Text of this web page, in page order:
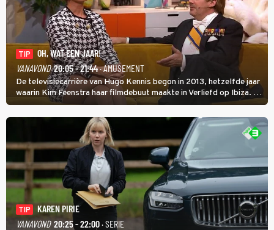
TIP
OH, WAT EEN JAAR!
VANAVOND 20:05 - 21:44· AMUSEMENT
De televisiecarrière van Hugo Kennis begon in 2013, hetzelfde jaar
waarin Kim Feenstra haar filmdebuut maakte in Verliefd op Ibiza. In
Oh, Wat een Jaar! wordt duidelijk wat ze nog meer weten van het
jaar waarin ze allebei eindtwintigers waren.
TIP
KAREN PIRIE
VANAVOND 20:25 - 22:00· SERIE